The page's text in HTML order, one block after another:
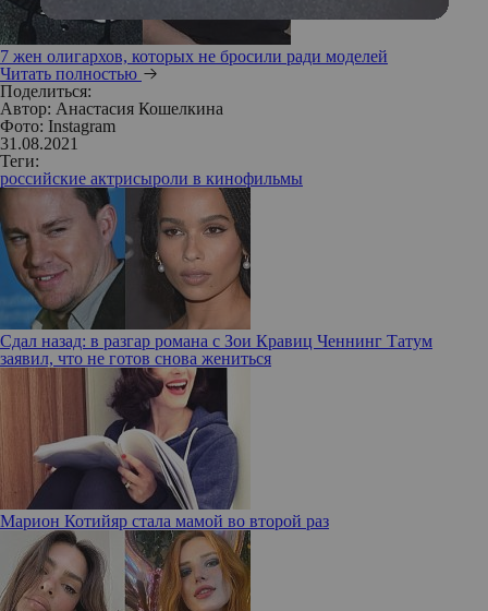
7 жен олигархов, которых не бросили ради моделей
Читать полностью
Поделиться:
Автор: Анастасия Кошелкина
Фото: Instagram
31.08.2021
Теги:
российские актрисыроли в кинофильмы
Сдал назад: в разгар романа с Зои Кравиц Ченнинг Татум
заявил, что не готов снова жениться
Марион Котийяр стала мамой во второй раз